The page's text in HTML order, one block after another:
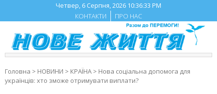
content
Четвер, 6 Серпня, 2026 10:36:34 PM
КОНТАКТИ
ПРО НАС
Головна > НОВИНИ > КРАЇНА > Нова соціальна допомога для
українців: хто зможе отримувати виплати?